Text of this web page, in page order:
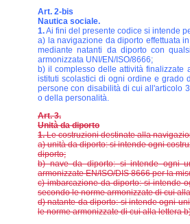
Art. 2-bis
Nautica sociale.
1.Ai fini del presente codice si intende
a) la navigazione da diporto effettuata
mediante natanti da diporto con
armonizzata UNI/EN/ISO/8666;
b) il complesso delle attività
istituti scolastici di ogni ordine e grado
persone con disabilità di cui all'articolo
o della personalità.
Art. 3.
Unità da diporto
1.Le costruzioni destinate alla
a) unità da diporto: si intende ogni
diporto;
b) nave da diporto: si intende ogni
armonizzate EN/ISO/DIS 8666 per la
c) imbarcazione da diporto: si intende
secondo le norme armonizzate di cui
d) natante da diporto: si intende ogni
le norme armonizzate di cui alla lettera